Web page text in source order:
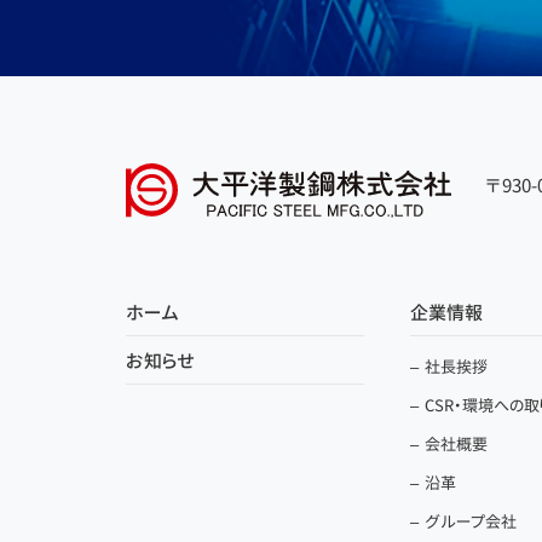
〒930-
ホーム
お知らせ
企業情報
社長挨拶
CSR・環境への
会社概要
沿革
グループ会社